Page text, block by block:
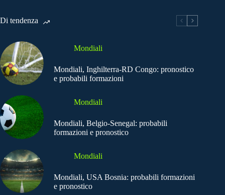
Di tendenza
Mondiali
Mondiali, Inghilterra-RD Congo: pronostico
e probabili formazioni
Mondiali
Mondiali, Belgio-Senegal: probabili
formazioni e pronostico
Mondiali
Mondiali, USA Bosnia: probabili formazioni
e pronostico